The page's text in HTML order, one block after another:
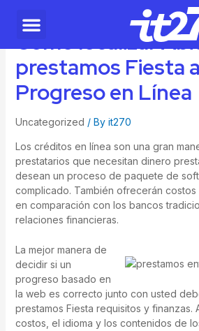
Cómo localizar
prestamos Fiesta
Progreso en Línea
Uncategorized / By it270
Los créditos en línea son una gran
prestatarios que necesitan dinero
desean un proceso de paquete de
complicado. También ofrecerán
en comparación con los bancos
relaciones financieras.
La mejor manera de
decidir si un
progreso basado en
la web es correcto junto con usted
prestamos Fiesta requisitos y finanzas.
costos, el idioma y los contenidos de